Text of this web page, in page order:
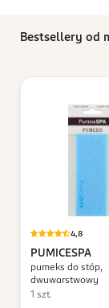
Bestsellery od
4,8
PUMICESPA
pumeks do stóp,
dwuwarstwowy
1 szt.